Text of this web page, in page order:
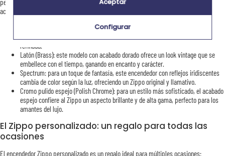
permitiendo que cada uno encuentre el modelo que mejor se adapte a su estilo. Cada
acabado está diseñado para aportar un toque de originalidad y distinción:
Cromo cepillado (Brush Chrome): su efecto mate y discreto lo convierte en un
refinada.
Latón (Brass): este modelo con acabado dorado ofrece un look vintage que se
embellece con el tiempo, ganando en encanto y carácter.
Spectrum: para un toque de fantasía, este encendedor con reflejos iridiscentes
cambia de color según la luz, ofreciendo un Zippo original y llamativo.
Cromo pulido espejo (Polish Chrome): para un estilo más sofisticado, el acabado
espejo confiere al Zippo un aspecto brillante y de alta gama, perfecto para los
amantes del lujo.
El Zippo personalizado: un regalo para todas las
ocasiones
El encendedor Zippo personalizado es un regalo ideal para múltiples ocasiones:
Aceptar
Configurar